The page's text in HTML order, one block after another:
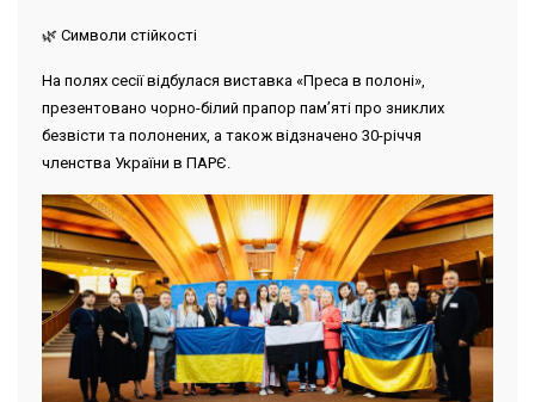
🌿 Символи стійкості
На полях сесії відбулася виставка «Преса в полоні»,
презентовано чорно-білий прапор пам’яті про зниклих
безвісти та полонених, а також відзначено 30-річчя
членства України в ПАРЄ.